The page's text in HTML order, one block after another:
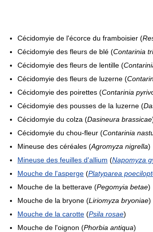
Cécidomyie de l'écorce du framboisier (
Cécidomyie des fleurs de blé (Contarinia
Cécidomyie des fleurs de lentille (
Cécidomyie des fleurs de luzerne (
Cécidomyie des poirettes (Contarinia
Cécidomyie des pousses de la luzerne (
Cécidomyie du colza (Dasineura brassicae
Cécidomyie du chou-fleur (Contarinia
Mineuse des céréales (Agromyza nigrella)
Mineuse des feuilles d'allium (Napomyza
Mouche de l'asperge (Platyparea
Mouche de la betterave (Pegomyia betae)
Mouche de la bryone (Liriomyza bryoniae)
Mouche de la carotte (Psila rosae)
Mouche de l'oignon (Phorbia antiqua)